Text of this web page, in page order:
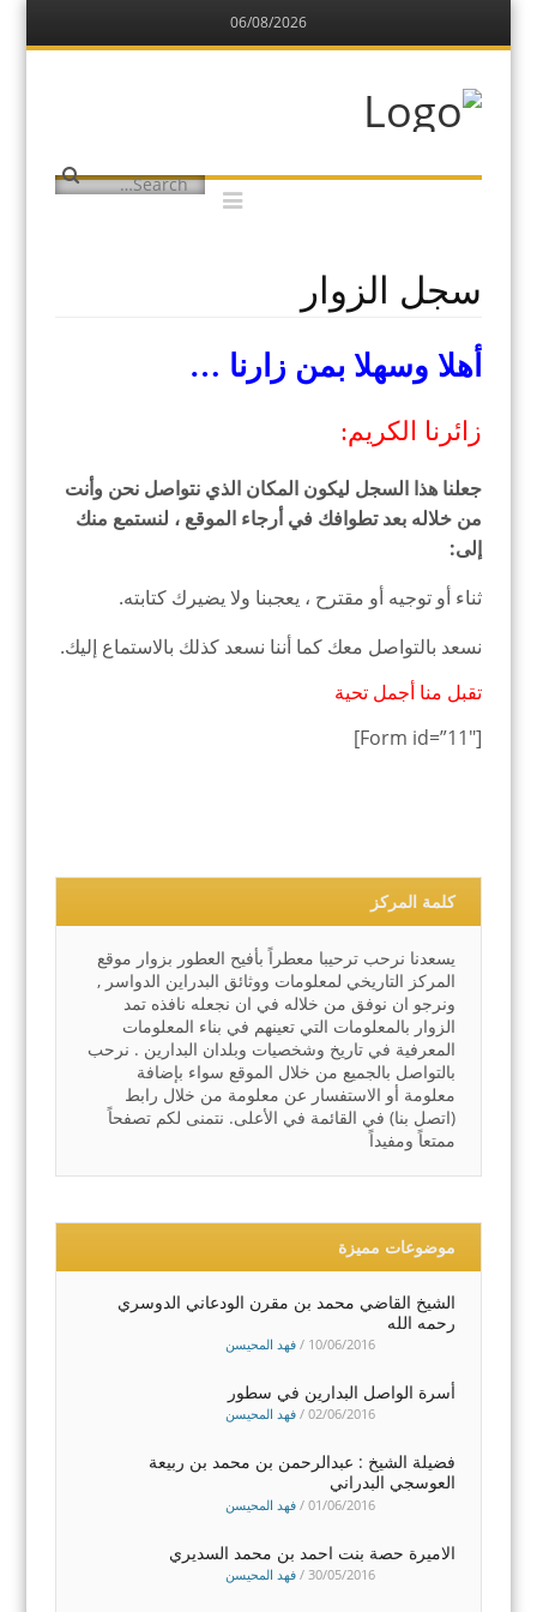
06/08/2026
Menu
Skip
content
مركز البدارين
Menu
Skip
Search
سجل الزوار
أهلا وسهلا بمن زارنا …
زائرنا الكريم:
جعلنا هذا السجل ليكون المكان الذي نتواصل نحن وأنت
من خلاله بعد تطوافك في أرجاء الموقع ، لنستمع منك
إلى:
ثناء أو توجيه أو مقترح ، يعجبنا ولا يضيرك كتابته.
نسعد بالتواصل معك كما أننا نسعد كذلك بالاستماع إليك.
تقبل منا أجمل تحية
[Form id=”11″]
كلمة المركز
يسعدنا نرحب ترحيبا معطراً بأفيح العطور بزوار موقع
المركز التاريخي لمعلومات ووثائق البدراين الدواسر ,
ونرجو ان نوفق من خلاله في ان نجعله نافذه تمد
الزوار بالمعلومات التي تعينهم في بناء المعلومات
المعرفية في تاريخ وشخصيات وبلدان البدارين . نرحب
بالتواصل بالجميع من خلال الموقع سواء بإضافة
معلومة أو الاستفسار عن معلومة من خلال رابط
(اتصل بنا) في القائمة في الأعلى. نتمنى لكم تصفحاً
ممتعاً ومفيداً
موضوعات مميزة
الشيخ القاضي محمد بن مقرن الودعاني الدوسري
رحمه الله
10/06/2016
/ فهد المحيسن
أسرة الواصل البدارين في سطور
02/06/2016
/ فهد المحيسن
فضيلة الشيخ : عبدالرحمن بن محمد بن ربيعة
العوسجي البدراني
01/06/2016
/ فهد المحيسن
الاميرة حصة بنت احمد بن محمد السديري
30/05/2016
/ فهد المحيسن